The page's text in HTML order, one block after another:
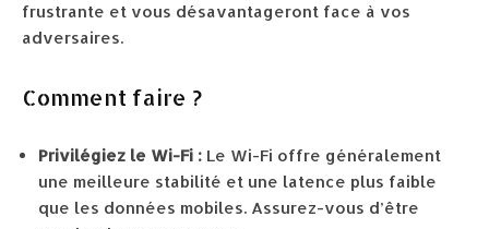
frustrante et vous désavantageront face à vos
adversaires.
Comment faire ?
Privilégiez le Wi-Fi : Le Wi-Fi offre généralement
une meilleure stabilité et une latence plus faible
que les données mobiles. Assurez-vous d’être